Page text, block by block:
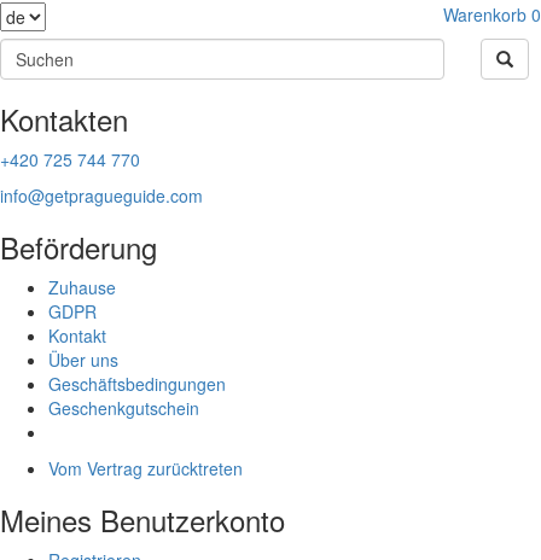
Warenkorb 0
Kontakten
+420 725 744 770
info@getpragueguide.com
Beförderung
Zuhause
GDPR
Kontakt
Über uns
Geschäftsbedingungen
Geschenkgutschein
Vom Vertrag zurücktreten
Meines Benutzerkonto